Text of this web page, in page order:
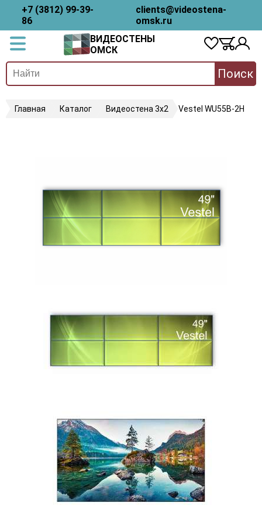
+7 (3812) 99-39-
86
clients@videostena-
omsk.ru
ВИДЕОСТЕНЫ
ОМСК
Поиск
Главная Каталог Видеостена 3х2 Vestel WU55B-2H